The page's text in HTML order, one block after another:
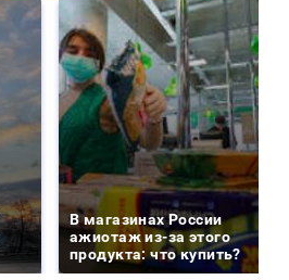
В магазинах России
ажиотаж из-за этого
продукта: что купить?